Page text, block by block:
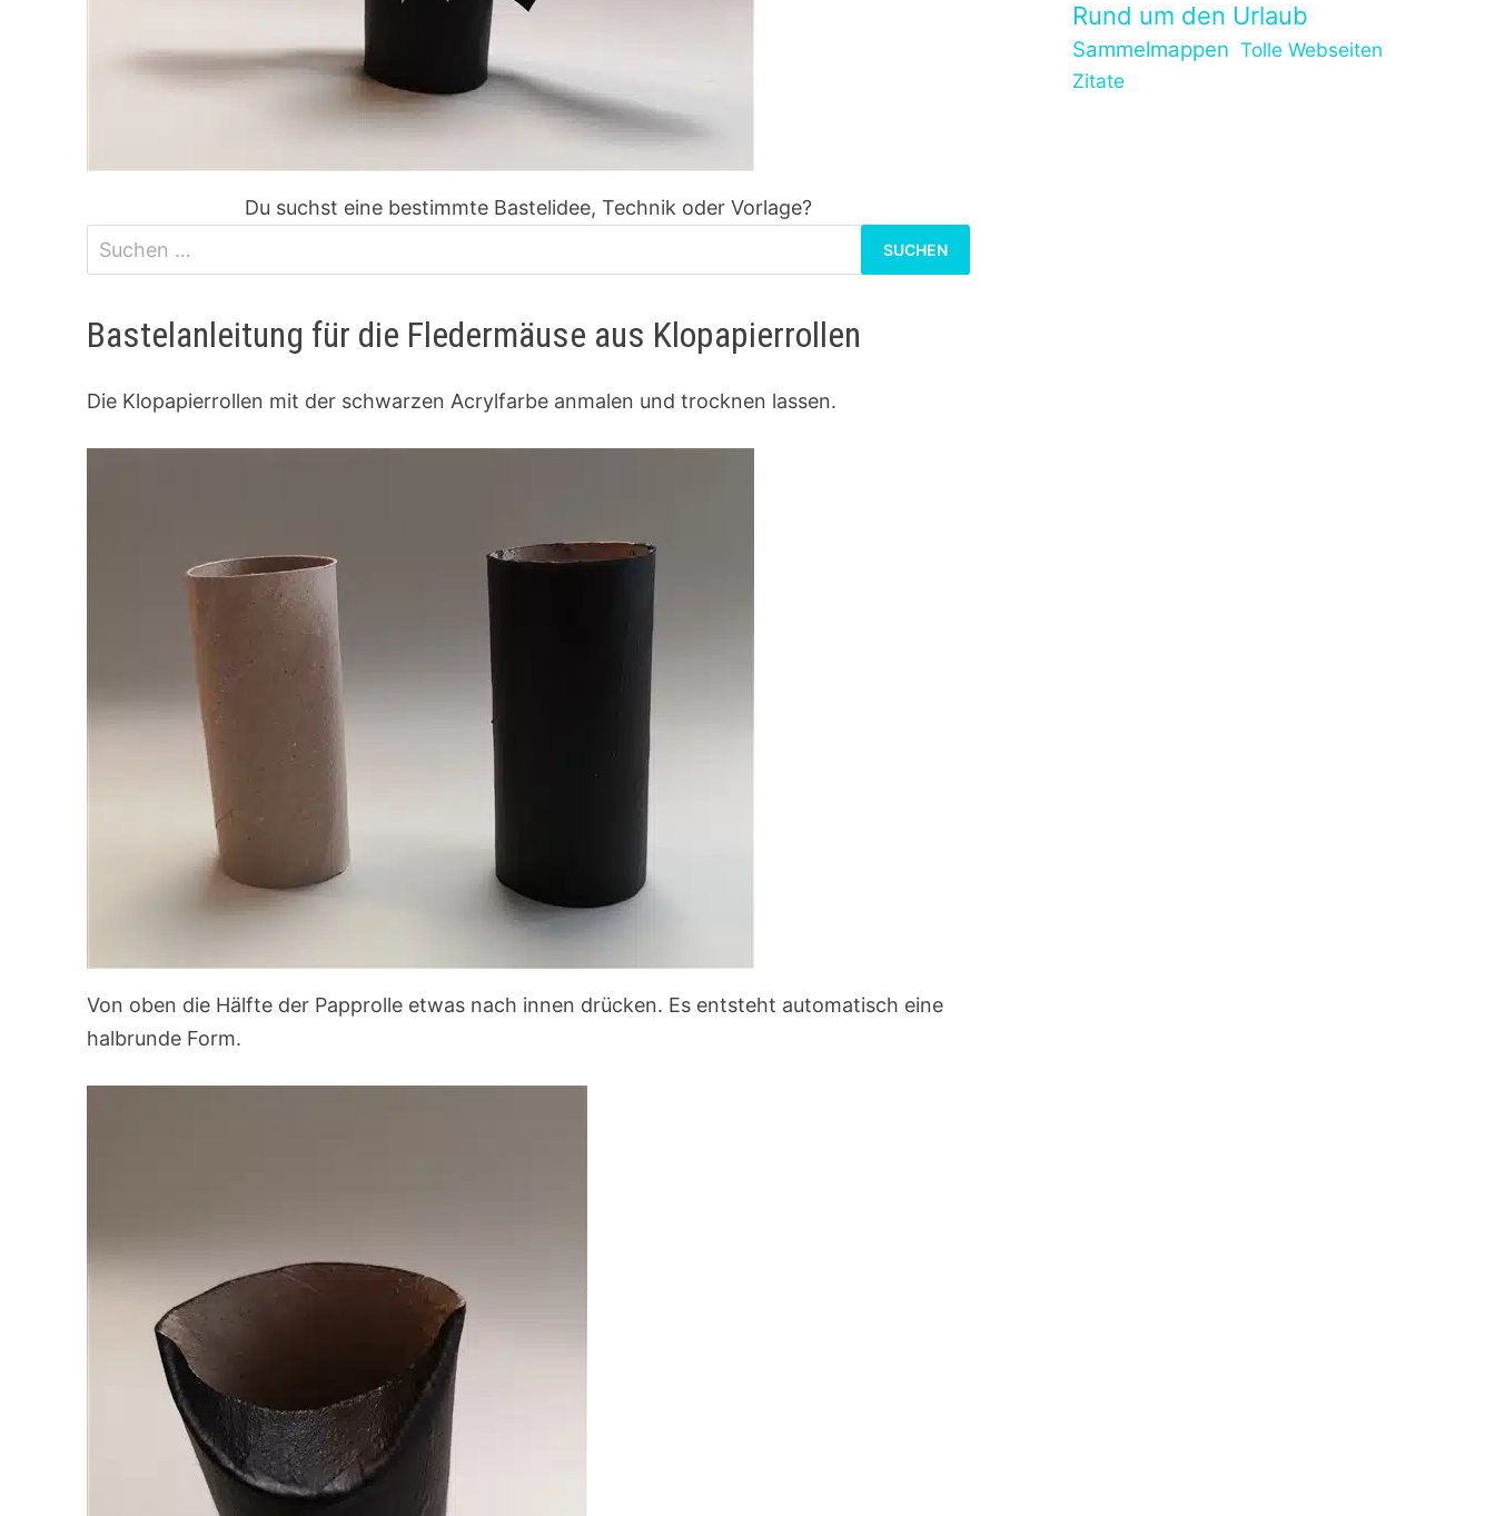
Du suchst eine bestimmte Bastelidee, Technik oder Vorlage?
nach:
Bastelanleitung für die Fledermäuse aus Klopapierrollen
Die Klopapierrollen mit der schwarzen Acrylfarbe anmalen und trocknen lassen.
Von oben die Hälfte der Papprolle etwas nach innen drücken. Es entsteht automatisch eine
halbrunde Form.
Rund um den Urlaub
Sammelmappen Tolle Webseiten
Zitate